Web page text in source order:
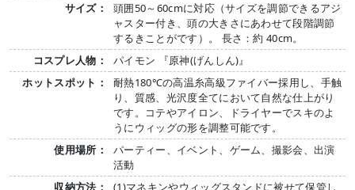
サイズ：
頭囲50～60cmに対応（サイズを調節できるアジ
ャスター付き、頭の大きさにあわせて段階調節
するきことがです）。 長さ：約 40cm。
コスプレ人物：
パイモン 『原神(げんしん)』
ホットスポット：
耐熱180℃の高温糸高級ファイバー採用し、手触
り、質感、光沢度全てにおいて自然な仕上がり
です。コテやアイロン、ドライヤーでスキのよ
うにウィッグの形を調整可能です。
使用場所：
パーティー、イベント、ゲーム、撮影会、出演
活動
収納方法：
(1)マネキンやウィッグスタンドに被せて保管し